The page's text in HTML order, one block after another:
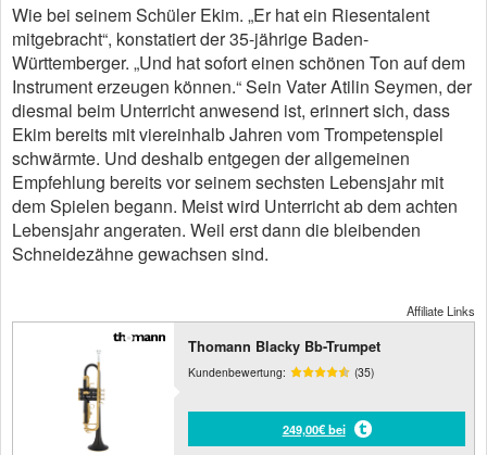
Wie bei seinem Schüler Ekim. „Er hat ein Riesentalent
mitgebracht“, konstatiert der 35-jährige Baden-
Württemberger. „Und hat sofort einen schönen Ton auf dem
Instrument erzeugen können.“ Sein Vater Atilin Seymen, der
diesmal beim Unterricht anwesend ist, erinnert sich, dass
Ekim bereits mit viereinhalb Jahren vom Trompetenspiel
schwärmte. Und deshalb entgegen der allgemeinen
Empfehlung bereits vor seinem sechsten Lebensjahr mit
dem Spielen begann. Meist wird Unterricht ab dem achten
Lebensjahr angeraten. Weil erst dann die bleibenden
Schneidezähne gewachsen sind.
Affiliate Links
Thomann Blacky Bb-Trumpet
Kundenbewertung: (35)
249,00€ bei